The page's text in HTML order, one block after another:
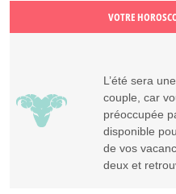
VOTRE
L’été sera
couple, car
préoccupée
disponible
de vos
deux et